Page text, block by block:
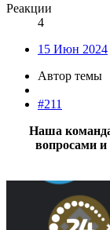
Реакции
4
15 Июн 2024
Автор темы
#211
Наша
вопросами